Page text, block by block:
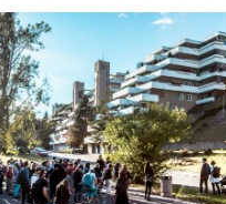
dřez Box Pro - Franke